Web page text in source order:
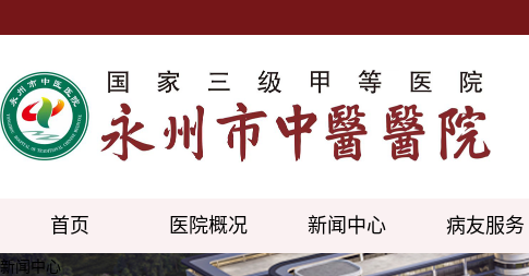
首页 医院概况 新闻中心 病友服务
新闻中心